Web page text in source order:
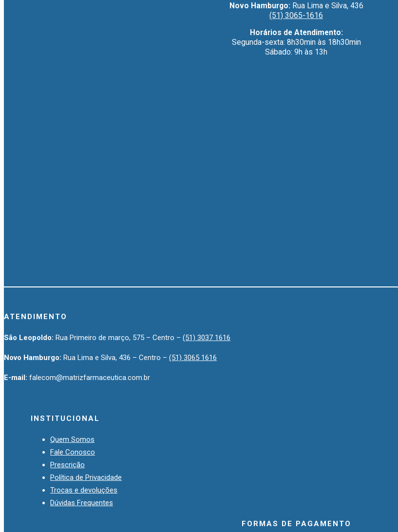
Novo Hamburgo: Rua Lima e Silva, 436
(51) 3065-1616
Horários de Atendimento:
Segunda-sexta: 8h30min às 18h30min
Sábado: 9h às 13h
ATENDIMENTO
São Leopoldo: Rua Primeiro de março, 575 – Centro – (51) 3037 1616
Novo Hamburgo: Rua Lima e Silva, 436 – Centro – (51) 3065 1616
E-mail: falecom@matrizfarmaceutica.com.br
INSTITUCIONAL
Quem Somos
Fale Conosco
Prescrição
Política de Privacidade
Trocas e devoluções
Dúvidas Frequentes
FORMAS DE PAGAMENTO